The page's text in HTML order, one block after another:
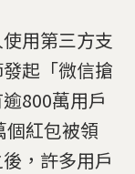
用第三方支
起「微信搶
800萬用戶
個紅包被領
，許多用戶